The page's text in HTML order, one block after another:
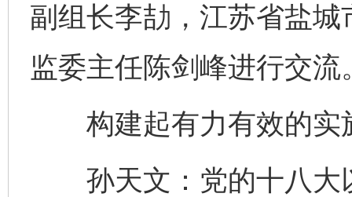
副组长李劼，江苏省盐
监委主任陈剑峰进行交流
构建起有力有效的实
孙天文：党的十八大